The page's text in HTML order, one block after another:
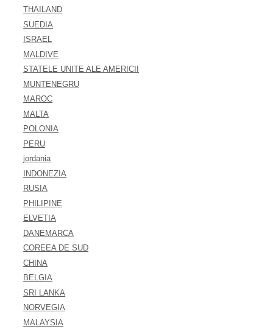
THAILAND
SUEDIA
ISRAEL
MALDIVE
STATELE UNITE ALE AMERICII
MUNTENEGRU
MAROC
MALTA
POLONIA
PERU
jordania
INDONEZIA
RUSIA
PHILIPINE
ELVETIA
DANEMARCA
COREEA DE SUD
CHINA
BELGIA
SRI LANKA
NORVEGIA
MALAYSIA